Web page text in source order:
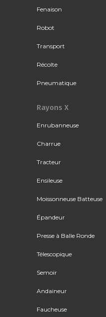
Fenaison
Robot
Transport
Récolte
Pneumatique
Rayons X
Enrubanneuse
Charrue
Tracteur
Ensileuse
Moissonneuse Batteuse
Épandeur
Presse à Balle Ronde
Télescopique
Semoir
Andaineur
Faucheuse